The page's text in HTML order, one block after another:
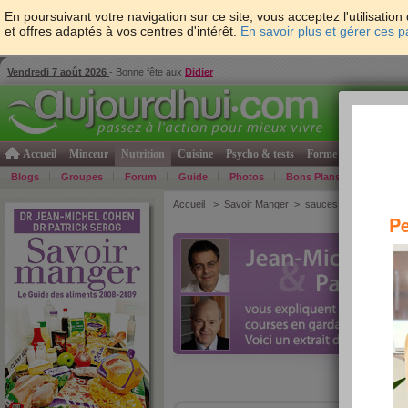
En poursuivant votre navigation sur ce site, vous acceptez
et offres adaptés à vos centres d'intérêt. En savoir plus et gérer ces
Vendredi 7 août 2026 - Bonne fête aux Didier
Accueil Minceur Nutrition Cuisine Psycho & tests Forme & santé
Blogs Groupes Forum Guide Photos Bons Plans
Accueil > Savoir Manger > sauces et condiments